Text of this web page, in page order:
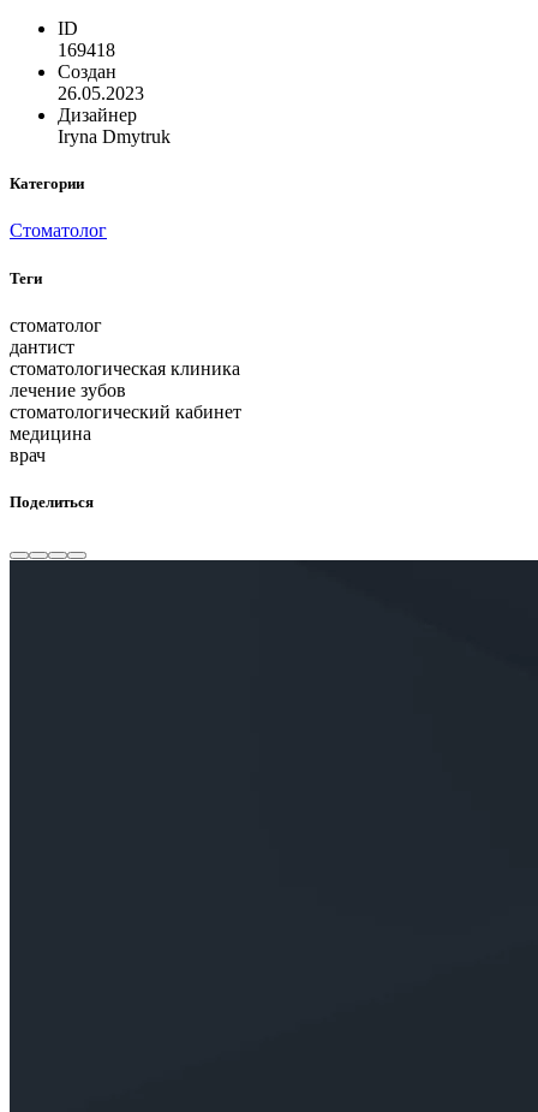
ID
169418
Создан
26.05.2023
Дизайнер
Iryna Dmytruk
Категории
Стоматолог
Теги
стоматолог
дантист
стоматологическая клиника
лечение зубов
стоматологический кабинет
медицина
врач
Поделиться